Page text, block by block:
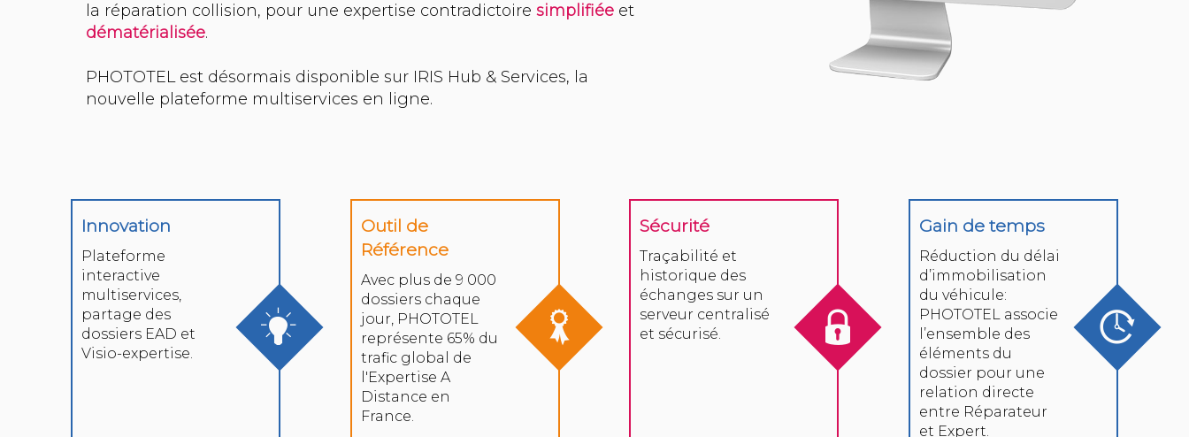
la réparation collision, pour une expertise contradictoiresimplifiée et
dématérialisée.
PHOTOTEL est désormais disponible sur IRIS Hub & Services, la
Innovation
Plateforme
interactive
multiservices,
partage des
dossiers EAD et
Visio-expertise.
Outil de
Référence
Avec plus de 9 000
dossiers chaque
jour, PHOTOTEL
représente 65% du
trafic global de
l'Expertise A
Distance en
France.
Sécurité
Traçabilité et
historique des
échanges sur un
serveur centralisé
et sécurisé.
Gain de temps
Réduction du délai
d’immobilisation
du véhicule:
PHOTOTEL associe
l’ensemble des
éléments du
dossier pour une
relation directe
entre Réparateur
et Expert.